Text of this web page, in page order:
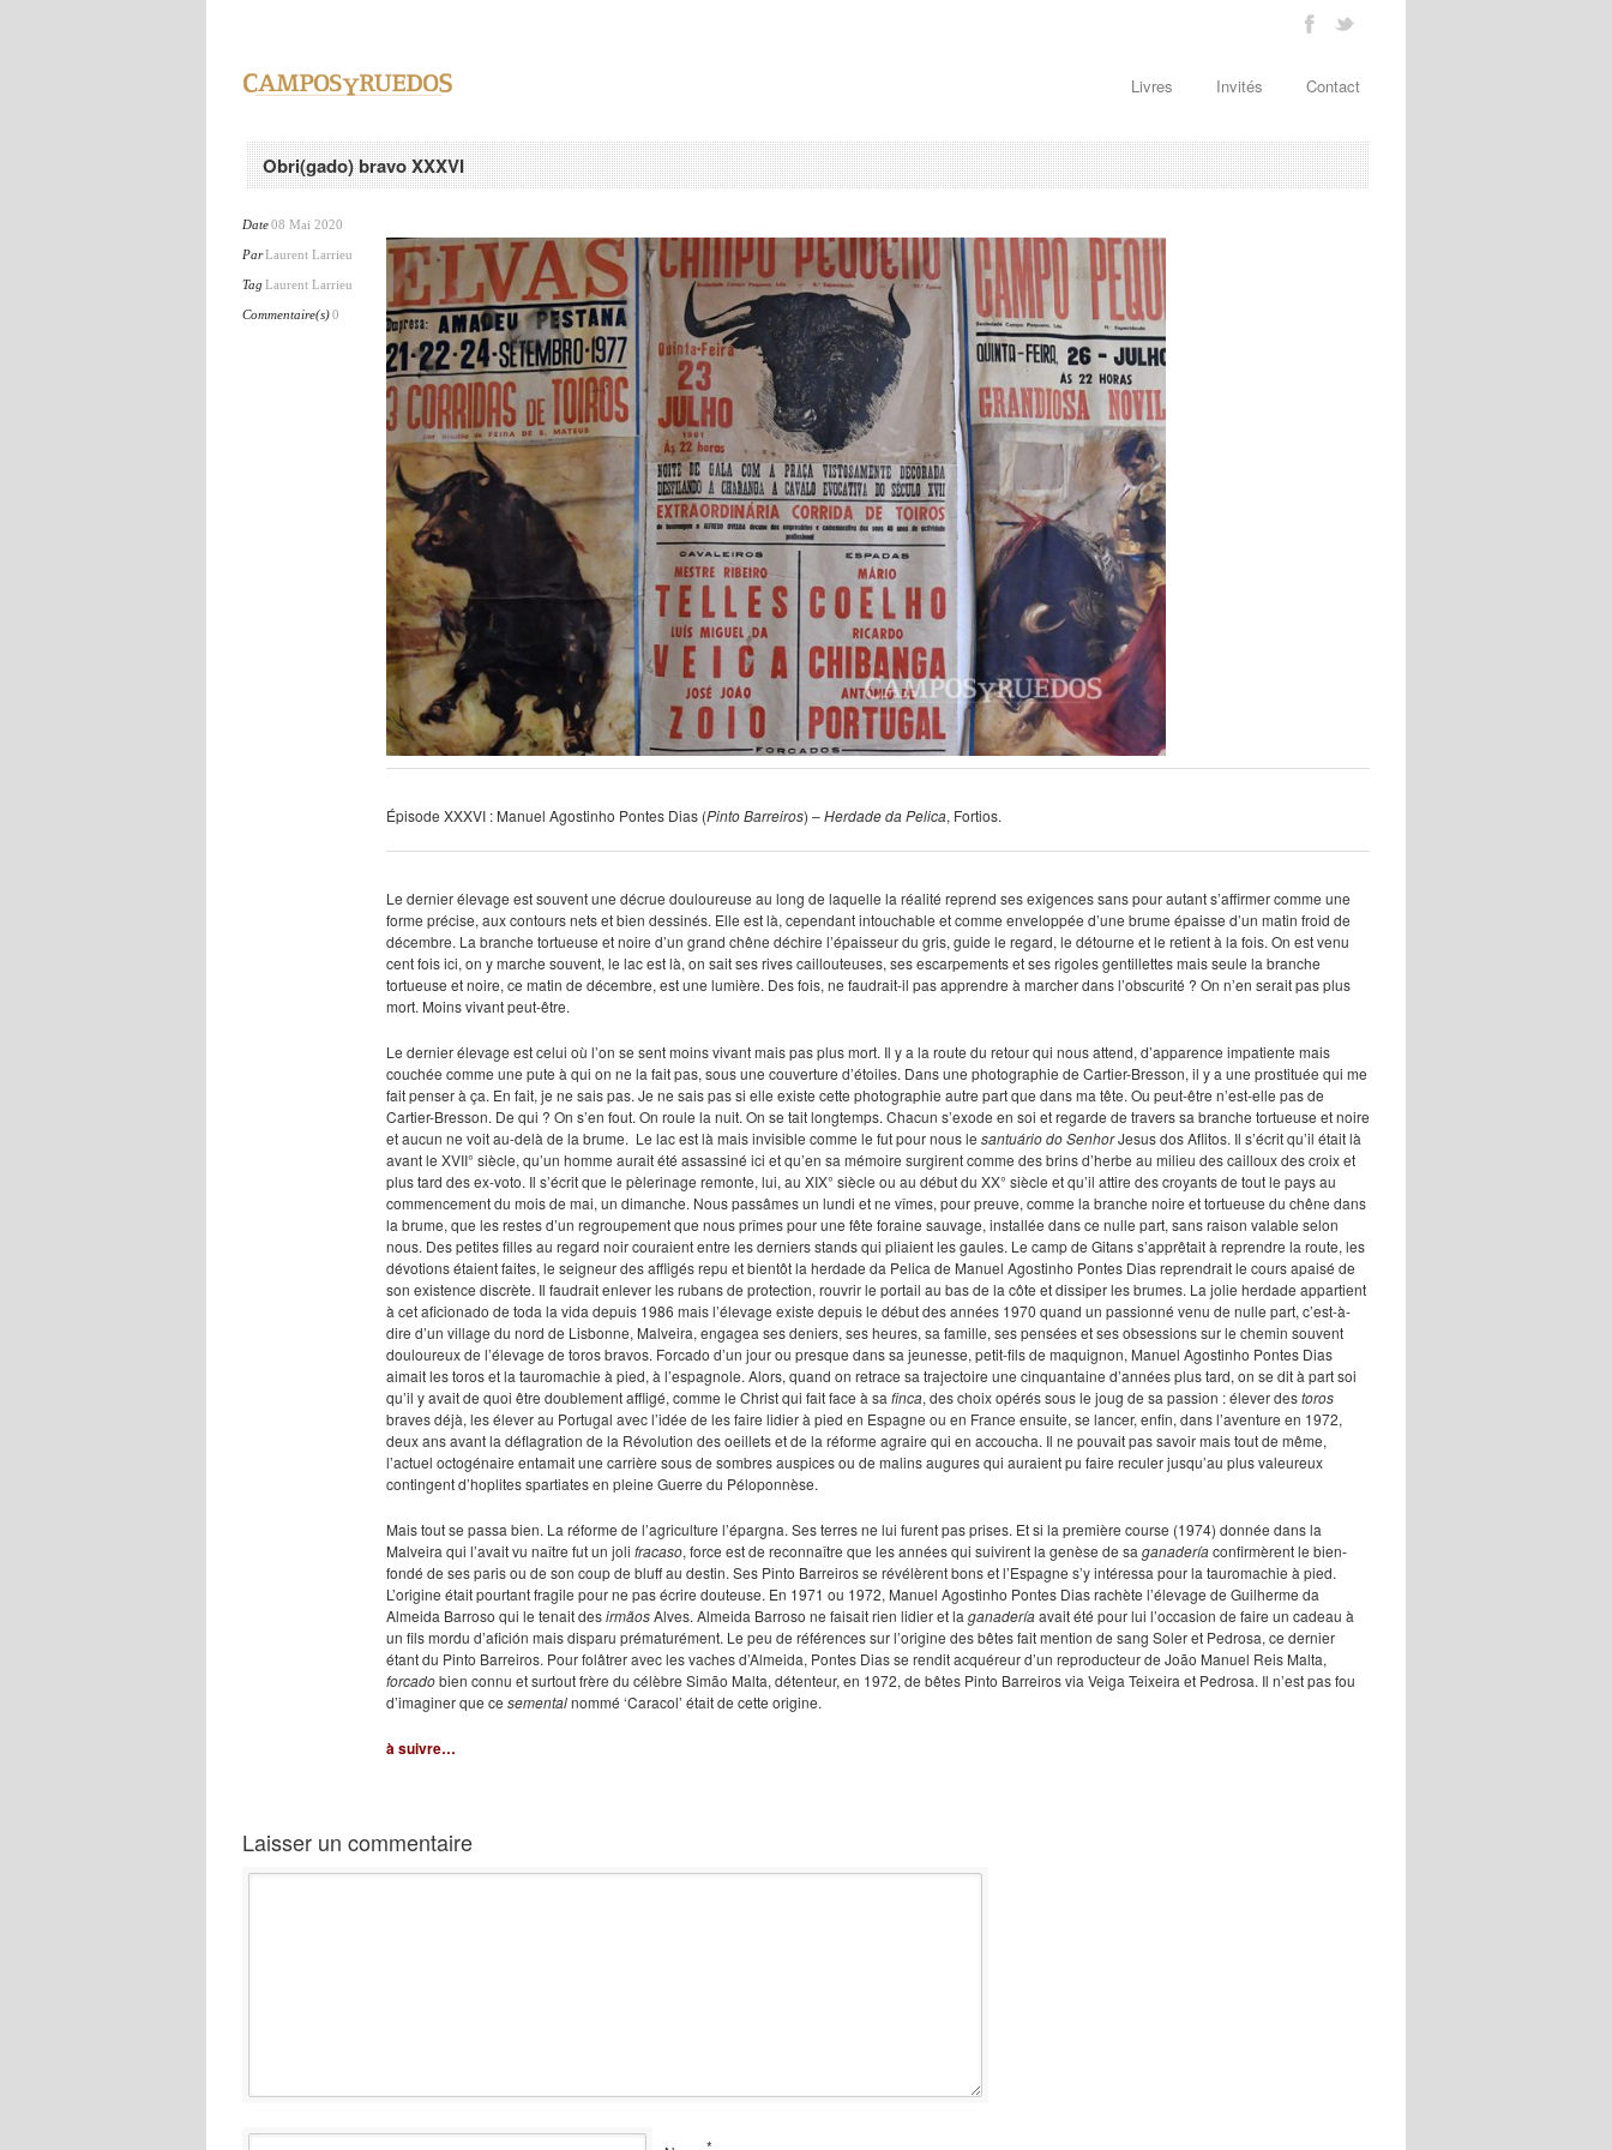
Livres Invités Contact
Obri(gado) bravo XXXVI
Date08 Mai 2020
ParLaurent Larrieu
Tag Laurent Larrieu
Commentaire(s)0
Épisode XXXVI : Manuel Agostinho Pontes Dias (Pinto Barreiros) –Herdade da Pelica, Fortios.
Le dernier élevage est souvent une décrue douloureuse au long de laquelle la réalité reprend ses exigences sans pour autant s’affirmer comme une
forme précise, aux contours nets et bien dessinés. Elle est là, cependant intouchable et comme enveloppée d’une brume épaisse d’un matin froid de
décembre. La branche tortueuse et noire d’un grand chêne déchire l’épaisseur du gris, guide le regard, le détourne et le retient à la fois. On est venu
cent fois ici, on y marche souvent, le lac est là, on sait ses rives caillouteuses, ses escarpements et ses rigoles gentillettes mais seule la branche
tortueuse et noire, ce matin de décembre, est une lumière. Des fois, ne faudrait-il pas apprendre à marcher dans l’obscurité ? On n’en serait pas plus
mort. Moins vivant peut-être.
Le dernier élevage est celui où l’on se sent moins vivant mais pas plus mort. Il y a la route du retour qui nous attend, d’apparence impatiente mais
couchée comme une pute à qui on ne la fait pas, sous une couverture d’étoiles. Dans une photographie de Cartier-Bresson, il y a une prostituée qui me
fait penser à ça. En fait, je ne sais pas. Je ne sais pas si elle existe cette photographie autre part que dans ma tête. Ou peut-être n’est-elle pas de
Cartier-Bresson. De qui ? On s’en fout. On roule la nuit. On se tait longtemps. Chacun s’exode en soi et regarde de travers sa branche tortueuse et noire
et aucun ne voit au-delà de la brume. Le lac est là mais invisible comme le fut pour nous le santuáriodo SenhorJesus dos Aflitos. Il s’écrit qu’il était là
avant le XVII° siècle, qu’un homme aurait été assassiné ici et qu’en sa mémoire surgirent comme des brins d’herbe au milieu des cailloux des croix et
plus tard des ex-voto. Il s’écrit que le pèlerinage remonte, lui, au XIX° siècle ou au début du XX° siècle et qu’il attire des croyants de tout le pays au
commencement du mois de mai, un dimanche. Nous passâmes un lundi et ne vîmes, pour preuve, comme la branche noire et tortueuse du chêne dans
la brume, que les restes d’un regroupement que nous prîmes pour une fête foraine sauvage, installée dans ce nulle part, sans raison valable selon
nous. Des petites filles au regard noir couraient entre les derniers stands qui pliaient les gaules. Le camp de Gitans s’apprêtait à reprendre la route, les
dévotions étaient faites, le seigneur des affligés repu et bientôt la herdade da Pelica de Manuel Agostinho Pontes Dias reprendrait le cours apaisé de
son existence discrète. Il faudrait enlever les rubans de protection, rouvrir le portail au bas de la côte et dissiper les brumes. La jolie herdade appartient
à cet aficionado de toda la vida depuis 1986 mais l’élevage existe depuis le début des années 1970 quand un passionné venu de nulle part, c’est-à-
dire d’un village du nord de Lisbonne, Malveira, engagea ses deniers, ses heures, sa famille, ses pensées et ses obsessions sur le chemin souvent
douloureux de l’élevage de toros bravos. Forcado d’un jour ou presque dans sa jeunesse, petit-fils de maquignon, Manuel Agostinho Pontes Dias
aimait lestoroset la tauromachie à pied, à l’espagnole. Alors, quand on retrace sa trajectoire une cinquantaine d’années plus tard, on se dit à part soi
qu’il y avait de quoi être doublement affligé, comme le Christ qui fait face à sa finca, des choix opérés sous le joug de sa passion : élever destoros
braves déjà, les élever au Portugal avec l’idée de les faire lidier à pied en Espagne ou en France ensuite, se lancer, enfin, dans l’aventure en 1972,
deux ans avant la déflagration de la Révolution des oeillets et de la réforme agraire qui en accoucha. Il ne pouvait pas savoir mais tout de même,
l’actuel octogénaire entamait une carrière sous de sombres auspices ou de malins augures qui auraient pu faire reculer jusqu’au plus valeureux
contingent d’hoplites spartiates en pleine Guerre du Péloponnèse.
Mais tout se passa bien. La réforme de l’agriculture l’épargna. Ses terres ne lui furent pas prises. Et si la première course (1974) donnée dans la
Malveira qui l’avait vu naître fut un joli fracaso, force est de reconnaître que les années qui suivirent la genèse de sa ganaderíaconfirmèrent le bien-
fondé de ses paris ou de son coup de bluff au destin. Ses Pinto Barreiros se révélèrent bons et l’Espagne s’y intéressa pour la tauromachie à pied.
L’origine était pourtant fragile pour ne pas écrire douteuse. En 1971 ou 1972, Manuel Agostinho Pontes Dias rachète l’élevage de Guilherme da
Almeida Barroso qui le tenait desirmãosAlves. Almeida Barroso ne faisait rien lidier et la ganaderíaavait été pour lui l’occasion de faire un cadeau à
un fils mordu d’afición mais disparu prématurément. Le peu de références sur l’origine des bêtes fait mention de sang Soler et Pedrosa, ce dernier
étant du Pinto Barreiros. Pour folâtrer avec les vaches d’Almeida, Pontes Dias se rendit acquéreur d’un reproducteur de João Manuel Reis Malta,
forcadobien connu et surtout frère du célèbre Simão Malta, détenteur, en 1972, de bêtes Pinto Barreiros via Veiga Teixeira et Pedrosa. Il n’est pas fou
d’imaginer que ce sementalnommé ‘Caracol’ était de cette origine.
à suivre…
Laisser un commentaire
*